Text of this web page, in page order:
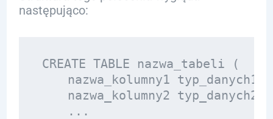
następująco:
CREATE TABLE nazwa_tabeli (
    nazwa_kolumny1 typ_danych1,
    nazwa_kolumny2 typ_danych2,
    ...